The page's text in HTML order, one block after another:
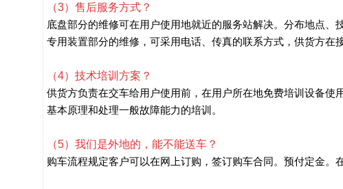
（3）售后服务方式？
底盘部分的维修可在用户使用地就近的服务站解决。分布地点、
专用装置部分的维修，可采用电话、传真的联系方式，供货方在
（4）技术培训方案？
供货方负责在交车给用户使用前，在用户所在地免费培训设备
基本原理和处理一般故障能力的培训。
（5）我们是外地的，能不能送车？
购车流程规定客户可以在网上订购，签订购车合同。预付定金。